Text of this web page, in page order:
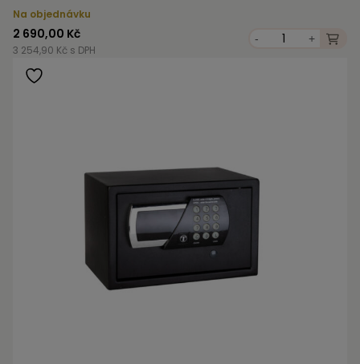
Na objednávku
2 690,00 Kč
3 254,90 Kč s DPH
- +